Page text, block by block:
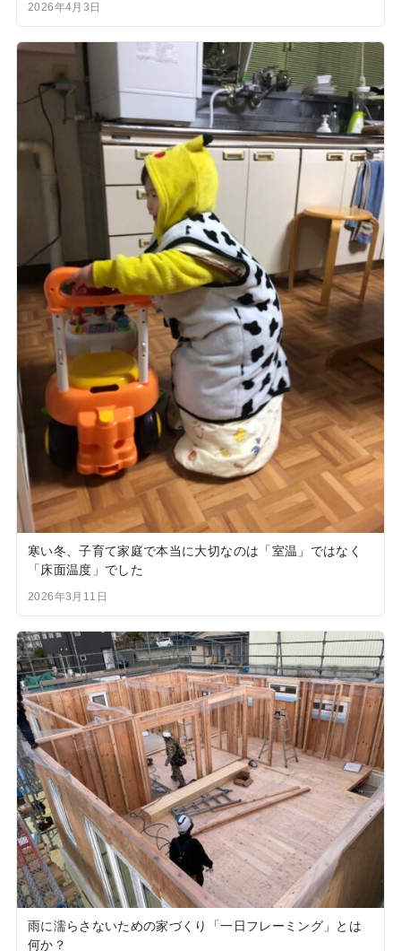
2026年4月3日
寒い冬、子育て家庭で本当に大切なのは「室温」ではなく
「床面温度」でした
2026年3月11日
雨に濡らさないための家づくり「一日フレーミング」とは
何か？